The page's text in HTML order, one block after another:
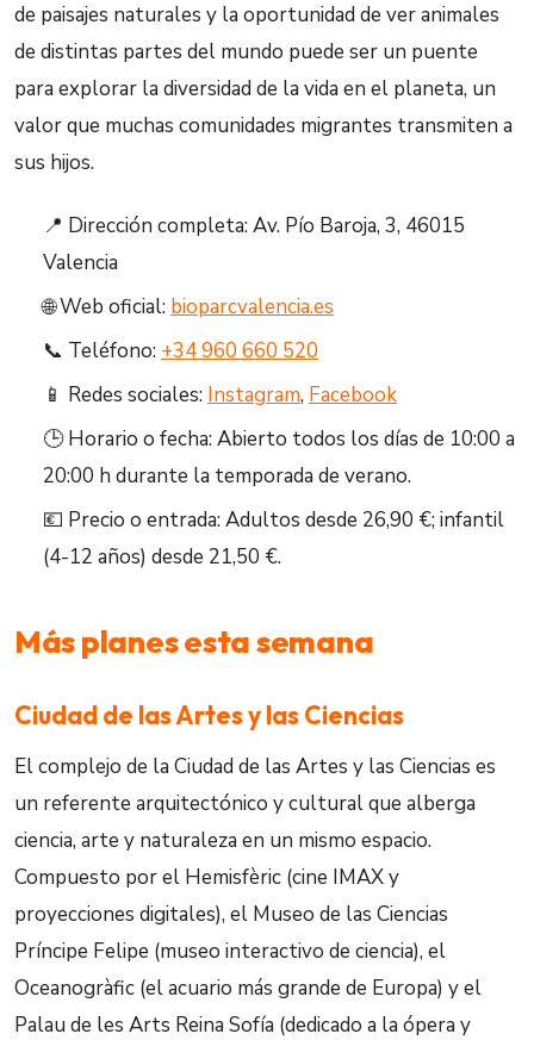
de paisajes naturales y la oportunidad de ver animales
de distintas partes del mundo puede ser un puente
para explorar la diversidad de la vida en el planeta, un
valor que muchas comunidades migrantes transmiten a
sus hijos.
📍 Dirección completa: Av. Pío Baroja, 3, 46015
Valencia
🌐 Web oficial: bioparcvalencia.es
📞 Teléfono: +34 960 660 520
📱 Redes sociales: Instagram, Facebook
🕒 Horario o fecha: Abierto todos los días de 10:00 a
20:00 h durante la temporada de verano.
💶 Precio o entrada: Adultos desde 26,90 €; infantil
(4-12 años) desde 21,50 €.
Más planes esta semana
Ciudad de las Artes y las Ciencias
El complejo de la Ciudad de las Artes y las Ciencias es
un referente arquitectónico y cultural que alberga
ciencia, arte y naturaleza en un mismo espacio.
Compuesto por el Hemisfèric (cine IMAX y
proyecciones digitales), el Museo de las Ciencias
Príncipe Felipe (museo interactivo de ciencia), el
Oceanogràfic (el acuario más grande de Europa) y el
Palau de les Arts Reina Sofía (dedicado a la ópera y